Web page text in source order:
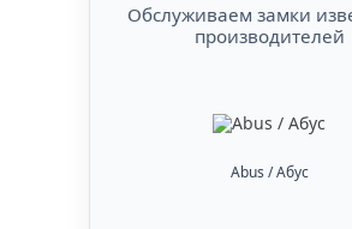
Обслуживаем замки
производителей
Abus / Абус